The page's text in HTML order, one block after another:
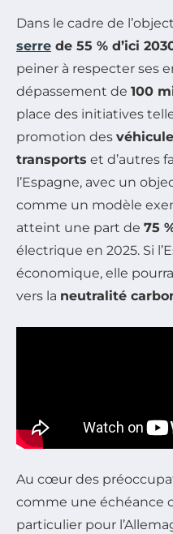
Dans le cadre de
serre de 55 % d’ici
peiner à respecter ses
dépassement de 100
place des initiatives
promotion des
transports et d’autres
l’Espagne, avec un
comme un modèle
atteint une part de 75
électrique en 2025. Si
économique, elle
vers la neutralité
Au cœur des
comme une échéance
particulier pour